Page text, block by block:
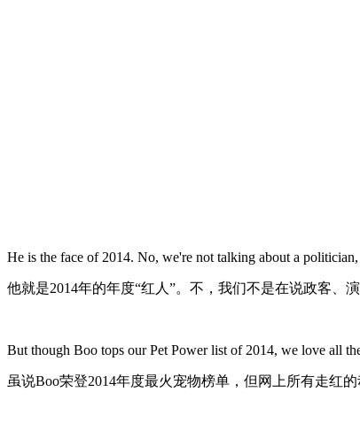
He is the face of 2014. No, we're not talking about a
他就是2014年的年度“红人”。不，我们不是在说政客、
But though Boo tops our Pet Power list of 2014, we love all
虽说Boo荣登2014年度最火宠物榜单，但网上所有走红